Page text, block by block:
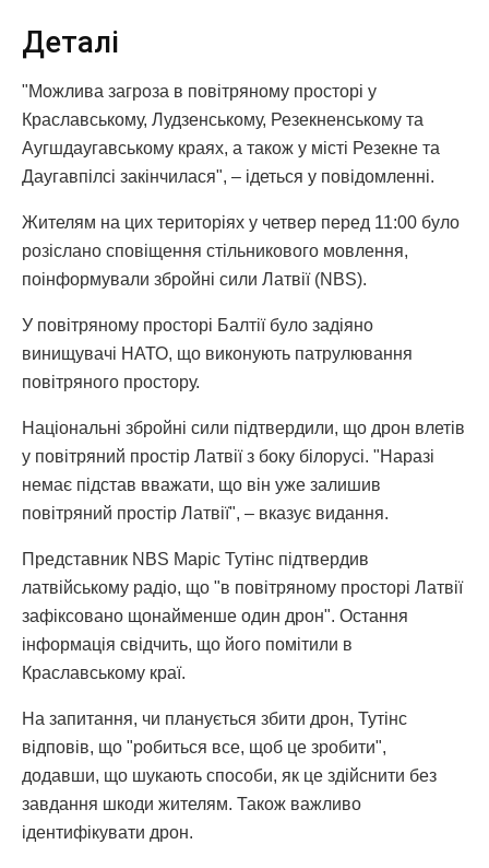
Деталі
"Можлива загроза в повітряному просторі у
Краславському, Лудзенському, Резекненському та
Аугшдаугавському краях, а також у місті Резекне та
Даугавпілсі закінчилася", – ідеться у повідомленні.
Жителям на цих територіях у четвер перед 11:00 було
розіслано сповіщення стільникового мовлення,
поінформували збройні сили Латвії (NBS).
У повітряному просторі Балтії було задіяно
винищувачі НАТО, що виконують патрулювання
повітряного простору.
Національні збройні сили підтвердили, що дрон влетів
у повітряний простір Латвії з боку білорусі. "Наразі
немає підстав вважати, що він уже залишив
повітряний простір Латвії", – вказує видання.
Представник NBS Маріс Тутінс підтвердив
латвійському радіо, що "в повітряному просторі Латвії
зафіксовано щонайменше один дрон". Остання
інформація свідчить, що його помітили в
Краславському краї.
На запитання, чи планується збити дрон, Тутінс
відповів, що "робиться все, щоб це зробити",
додавши, що шукають способи, як це здійснити без
завдання шкоди жителям. Також важливо
ідентифікувати дрон.